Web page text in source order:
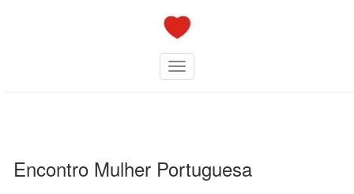
Toggle navigation
Encontro Mulher Portuguesa